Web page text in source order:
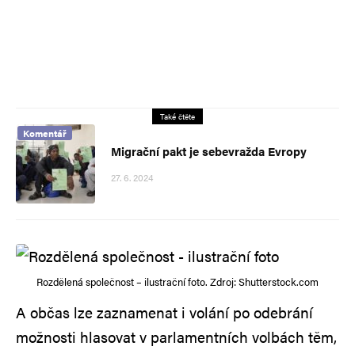
Také čtěte
Komentář
Migrační pakt je sebevražda Evropy
27. 6. 2024
Rozdělená společnost – ilustrační foto. Zdroj: Shutterstock.com
A občas lze zaznamenat i volání po odebrání
možnosti hlasovat v parlamentních volbách těm,